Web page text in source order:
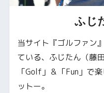
ふじ
当サイト『ゴルファン
ている、ふじたん（藤
「Golf」＆「Fun」で
ットー。